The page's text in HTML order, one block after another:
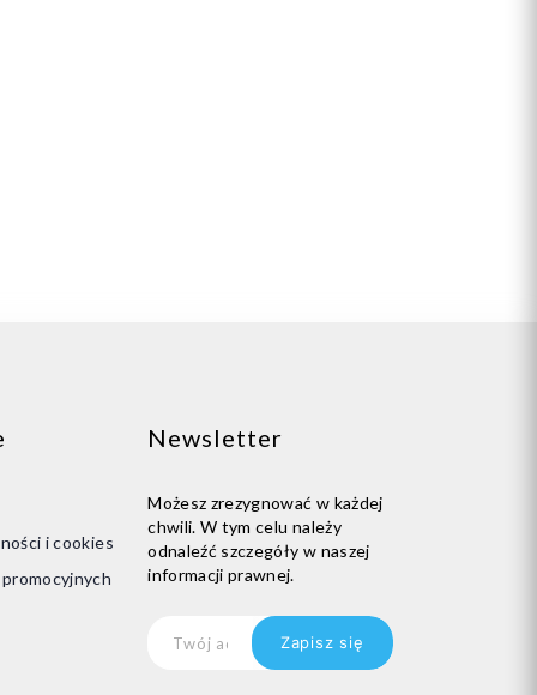
i cookies
Newsletter
Możesz zrezygnować w każdej
chwili. W tym celu należy
odnaleźć szczegóły w naszej
informacji prawnej.